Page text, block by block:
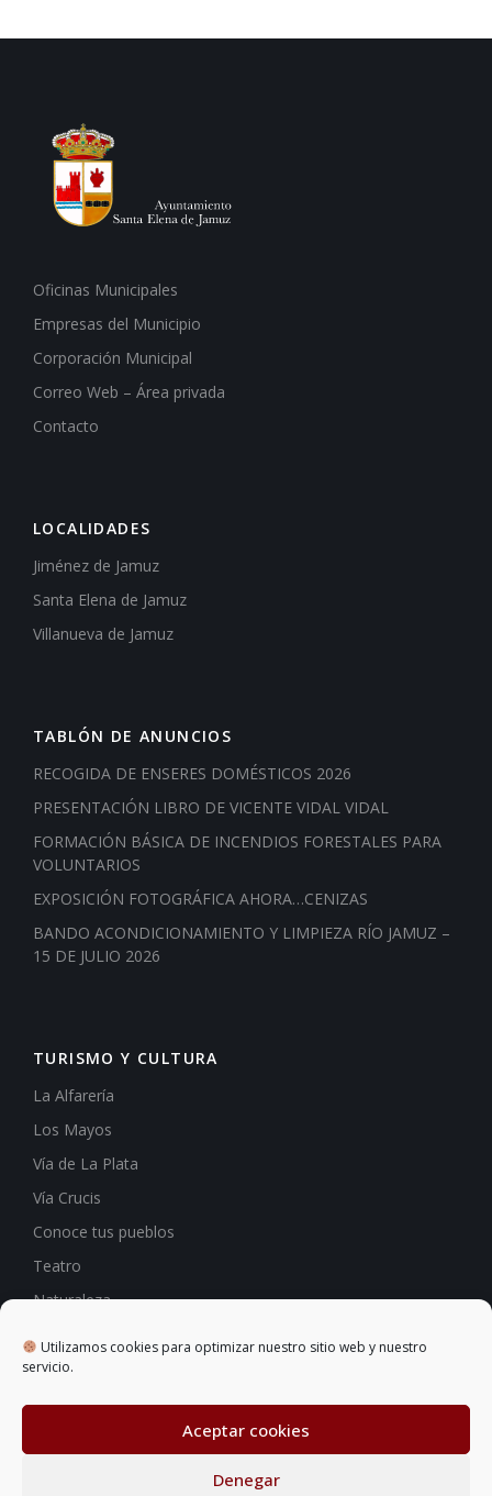
Utilizamos cookies para optimizar nuestro sitio web y nuestro
servicio.
Aceptar cookies
Denegar
Oficinas Municipales
Empresas del Municipio
Corporación Municipal
Correo Web – Área privada
Contacto
LOCALIDADES
Jiménez de Jamuz
Santa Elena de Jamuz
Villanueva de Jamuz
TABLÓN DE ANUNCIOS
RECOGIDA DE ENSERES DOMÉSTICOS 2026
PRESENTACIÓN LIBRO DE VICENTE VIDAL VIDAL
FORMACIÓN BÁSICA DE INCENDIOS FORESTALES PARA
VOLUNTARIOS
EXPOSICIÓN FOTOGRÁFICA AHORA…CENIZAS
BANDO ACONDICIONAMIENTO Y LIMPIEZA RÍO JAMUZ –
15 DE JULIO 2026
TURISMO Y CULTURA
La Alfarería
Los Mayos
Vía de La Plata
Vía Crucis
Conoce tus pueblos
Teatro
Naturaleza
© 2021 TODOS LOS DERECHOS RESERVADOS •